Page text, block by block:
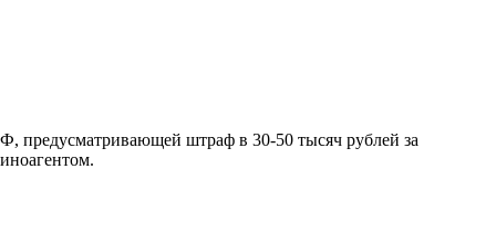
предусматривающей штраф в 30-50 тысяч рублей за